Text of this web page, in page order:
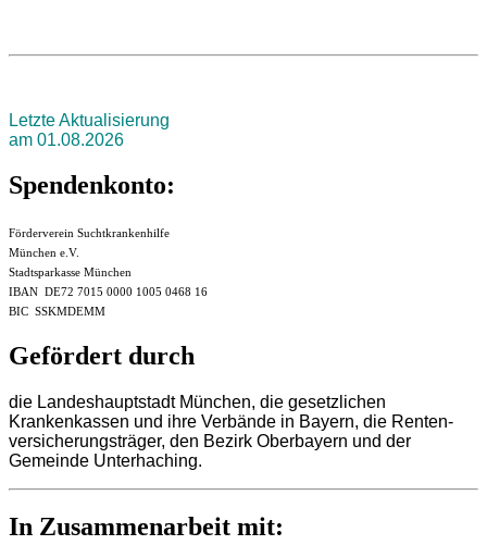
Letzte Aktualisierung
am 01.08.2026
Spendenkonto:
Förderverein Suchtkrankenhilfe
München e.V.
Stadtsparkasse München
IBAN DE72 7015 0000 1005 0468 16
BIC SSKMDEMM
Gefördert durch
die Landeshauptstadt München, die gesetzlichen
Krankenkassen und ihre Verbände in Bayern, die Renten-
versicherungsträger, den Bezirk Oberbayern und der
Gemeinde Unterhaching.
In Zusammenarbeit mit: